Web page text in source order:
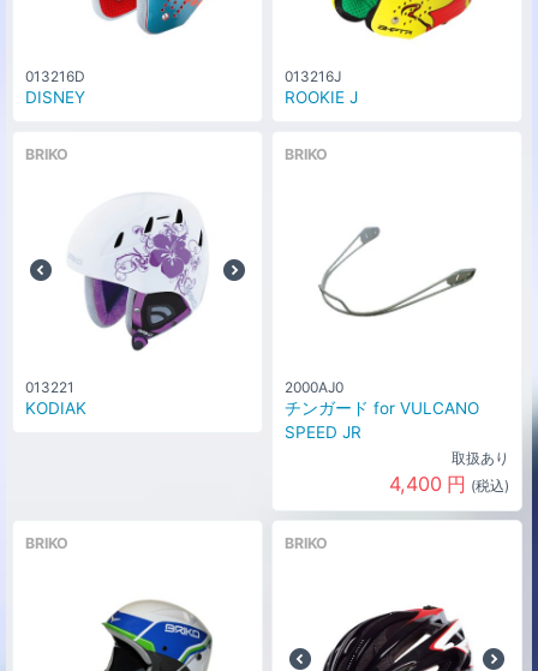
013216D
DISNEY
013216J
ROOKIE J
BRIKO
013221
KODIAK
BRIKO
2000AJ0
チンガード for VULCANO
SPEED JR
取扱あり
4,400 円 (税込)
BRIKO BRIKO